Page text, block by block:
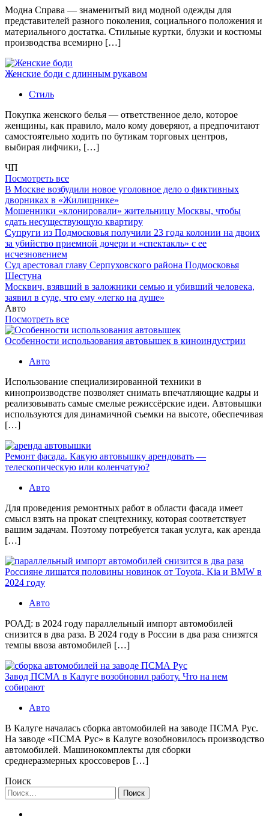
Модна Справа — знаменитый вид модной одежды для
представителей разного поколения, социального положения и
материального достатка. Стильные куртки, блузки и костюмы
производства всемирно […]
Женские боди с длинным рукавом
Стиль
Покупка женского белья — ответственное дело, которое
женщины, как правило, мало кому доверяют, а предпочитают
самостоятельно ходить по бутикам торговых центров,
выбирая лифчики, […]
ЧП
Посмотреть все
В Москве возбудили новое уголовное дело о фиктивных
дворниках в «Жилищнике»
Мошенники «клонировали» жительницу Москвы, чтобы
сдать несуществующую квартиру
Супруги из Подмосковья получили 23 года колонии на двоих
за убийство приемной дочери и «спектакль» с ее
исчезновением
Суд арестовал главу Серпуховского района Подмосковья
Шестуна
Москвич, взявший в заложники семью и убивший человека,
заявил в суде, что ему «легко на душе»
Авто
Посмотреть все
Особенности использования автовышек в киноиндустрии
Авто
Использование специализированной техники в
кинопроизводстве позволяет снимать впечатляющие кадры и
реализовывать самые смелые режиссёрские идеи. Автовышки
используются для динамичной съемки на высоте, обеспечивая
[…]
Ремонт фасада. Какую автовышку арендовать —
телескопическую или коленчатую?
Авто
Для проведения ремонтных работ в области фасада имеет
смысл взять на прокат спецтехнику, которая соответствует
вашим задачам. Поэтому потребуется такая услуга, как аренда
[…]
Россияне лишатся половины новинок от Toyota, Kia и BMW в
2024 году
Авто
РОАД: в 2024 году параллельный импорт автомобилей
снизится в два раза. В 2024 году в России в два раза снизятся
темпы ввоза автомобилей […]
Завод ПСМА в Калуге возобновил работу. Что на нем
собирают
Авто
В Калуге началась сборка автомобилей на заводе ПСМА Рус.
На заводе «ПСМА Рус» в Калуге возобновилось производство
автомобилей. Машинокомплекты для сборки
среднеразмерных кроссоверов […]
Поиск
Найти: